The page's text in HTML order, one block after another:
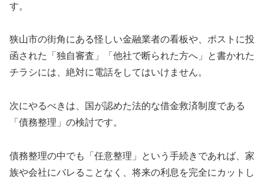
す。
狭山市の街角にある怪しい金融業者の看板や、ポストに投
函された「独自審査」「他社で断られた方へ」と書かれた
チラシには、絶対に電話をしてはいけません。
次にやるべきは、国が認めた法的な借金救済制度である
「債務整理」の検討です。
債務整理の中でも「任意整理」という手続きであれば、家
族や会社にバレることなく、将来の利息を完全にカットし